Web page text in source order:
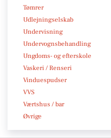
Tømrer
Udlejningselskab
Undervisning
Undervognsbehandling
Ungdoms- og efterskole
Vaskeri / Renseri
Vinduespudser
VVS
Værtshus / bar
Øvrige